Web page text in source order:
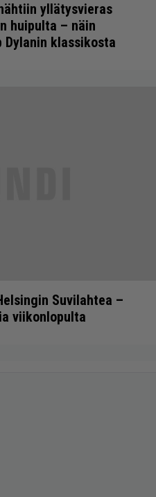
yllätysvieras
huipulta – näin
Dylanin klassikosta
Suvilahtea –
viikonlopulta